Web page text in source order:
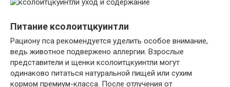
Питание ксолоитцкуинтли
Рациону пса рекомендуется уделить особое внимание,
ведь животное подвержено аллергии. Взрослые
представители и щенки ксолоитцкуинтли могут
одинаково питаться натуральной пищей или сухим
кормом премиум-класса. После отлучения от